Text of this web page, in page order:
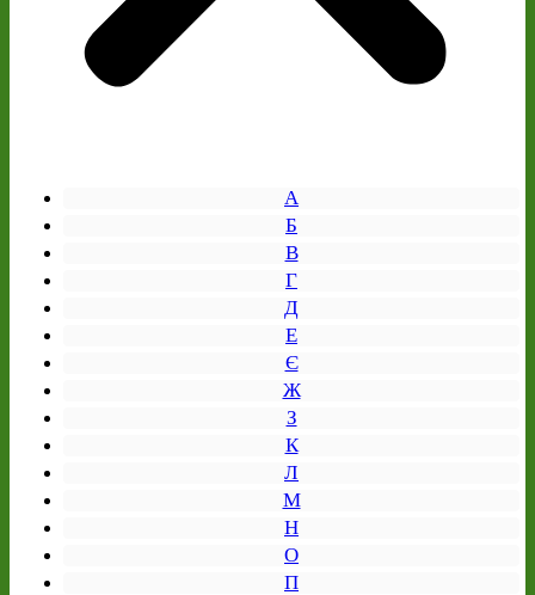
А
Б
В
Г
Д
Е
Є
Ж
З
К
Л
М
Н
О
П